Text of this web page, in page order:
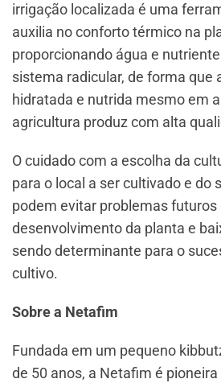
irrigação localizada é uma
auxilia no conforto térmico na
proporcionando água e
sistema radicular, de forma que
hidratada e nutrida mesmo em
agricultura produz com alta
O cuidado com a escolha da
para o local a ser cultivado e do
podem evitar problemas futuros
desenvolvimento da planta e
sendo determinante para o
cultivo.
Sobre a Netafim
Fundada em um pequeno
de 50 anos, a Netafim é